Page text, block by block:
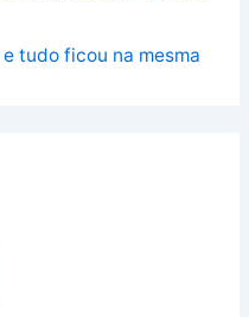
tudo ficou na mesma